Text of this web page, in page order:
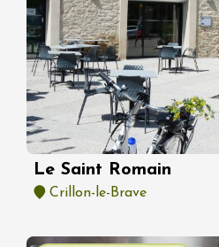
Le Saint Romain
Crillon-le-Brave